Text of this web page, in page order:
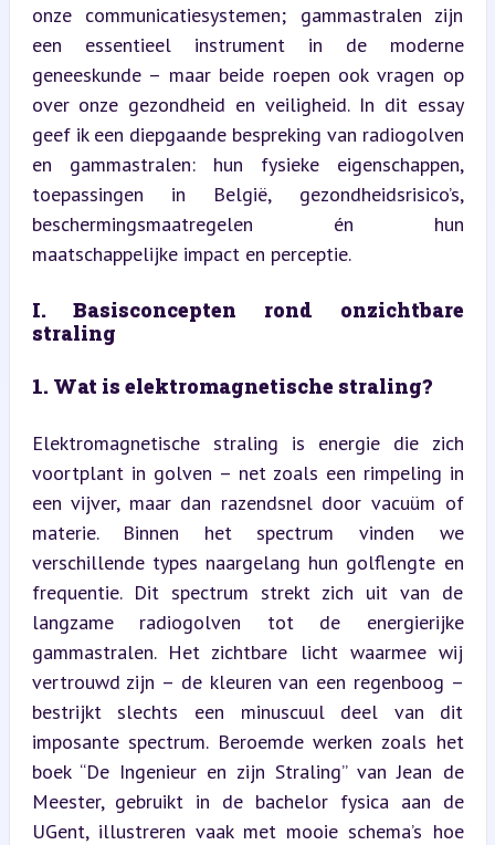
onze communicatiesystemen; gammastralen zijn
een essentieel instrument in de moderne
geneeskunde – maar beide roepen ook vragen op
over onze gezondheid en veiligheid. In dit essay
geef ik een diepgaande bespreking van radiogolven
en gammastralen: hun fysieke eigenschappen,
toepassingen in België, gezondheidsrisico’s,
beschermingsmaatregelen én hun
maatschappelijke impact en perceptie.
I. Basisconcepten rond onzichtbare
straling
1. Wat is elektromagnetische straling?
Elektromagnetische straling is energie die zich
voortplant in golven – net zoals een rimpeling in
een vijver, maar dan razendsnel door vacuüm of
materie. Binnen het spectrum vinden we
verschillende types naargelang hun golflengte en
frequentie. Dit spectrum strekt zich uit van de
langzame radiogolven tot de energierijke
gammastralen. Het zichtbare licht waarmee wij
vertrouwd zijn – de kleuren van een regenboog –
bestrijkt slechts een minuscuul deel van dit
imposante spectrum. Beroemde werken zoals het
boek “De Ingenieur en zijn Straling” van Jean de
Meester, gebruikt in de bachelor fysica aan de
UGent, illustreren vaak met mooie schema’s hoe